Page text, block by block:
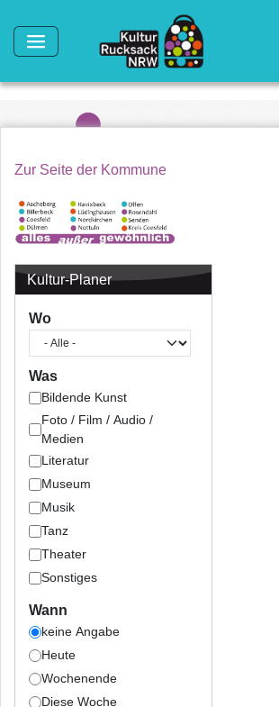
Zur Seite der Kommune
Kultur-Planer
Wo
Was
Bildende Kunst
Foto / Film / Audio /
Medien
Literatur
Museum
Musik
Tanz
Theater
Sonstiges
Wann
keine Angabe
Heute
Wochenende
Diese Woche